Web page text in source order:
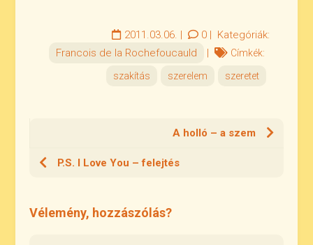
2011.03.06. | 0| Kategóriák:
Francois de la Rochefoucauld
| Címkék:
szakítás szerelem szeretet
A holló – a szem
P.S. I Love You – felejtés
Vélemény, hozzászólás?